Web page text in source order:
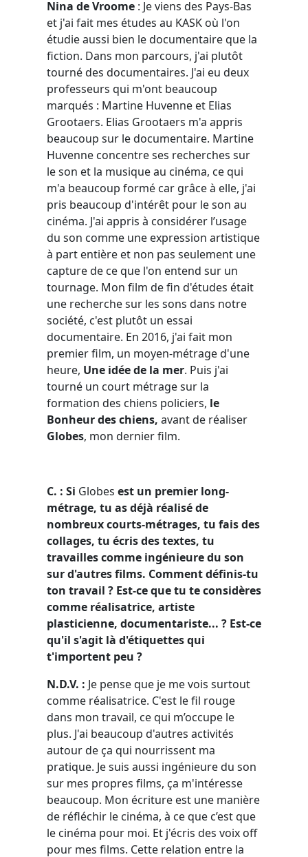
Nina de Vroome : Je viens des Pays-Bas
et j'ai fait mes études au KASK où l'on
étudie aussi bien le documentaire que la
fiction. Dans mon parcours, j'ai plutôt
tourné des documentaires. J'ai eu deux
professeurs qui m'ont beaucoup
marqués : Martine Huvenne et Elias
Grootaers. Elias Grootaers m'a appris
beaucoup sur le documentaire. Martine
Huvenne concentre ses recherches sur
le son et la musique au cinéma, ce qui
m'a beaucoup formé car grâce à elle, j'ai
pris beaucoup d'intérêt pour le son au
cinéma. J'ai appris à considérer l’usage
du son comme une expression artistique
à part entière et non pas seulement une
capture de ce que l'on entend sur un
tournage. Mon film de fin d'études était
une recherche sur les sons dans notre
société, c'est plutôt un essai
documentaire. En 2016, j'ai fait mon
premier film, un moyen-métrage d'une
heure, Une idée de la mer. Puis j'ai
tourné un court métrage sur la
formation des chiens policiers, le
Bonheur des chiens, avant de réaliser
Globes, mon dernier film.
C. : Si Globes est un premier long-
métrage, tu as déjà réalisé de
nombreux courts-métrages, tu fais des
collages, tu écris des textes, tu
travailles comme ingénieure du son
sur d'autres films. Comment définis-tu
ton travail ? Est-ce que tu te considères
comme réalisatrice, artiste
plasticienne, documentariste... ? Est-ce
qu'il s'agit là d'étiquettes qui
t'importent peu ?
N.D.V. : Je pense que je me vois surtout
comme réalisatrice. C'est le fil rouge
dans mon travail, ce qui m’occupe le
plus. J'ai beaucoup d'autres activités
autour de ça qui nourrissent ma
pratique. Je suis aussi ingénieure du son
sur mes propres films, ça m'intéresse
beaucoup. Mon écriture est une manière
de réfléchir le cinéma, à ce que c’est que
le cinéma pour moi. Et j'écris des voix off
pour mes films. Cette relation entre la